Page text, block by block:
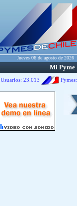
Jueves 06 de agosto de 2026
Mi Pyme
Usuarios: 23.013 Pymes: